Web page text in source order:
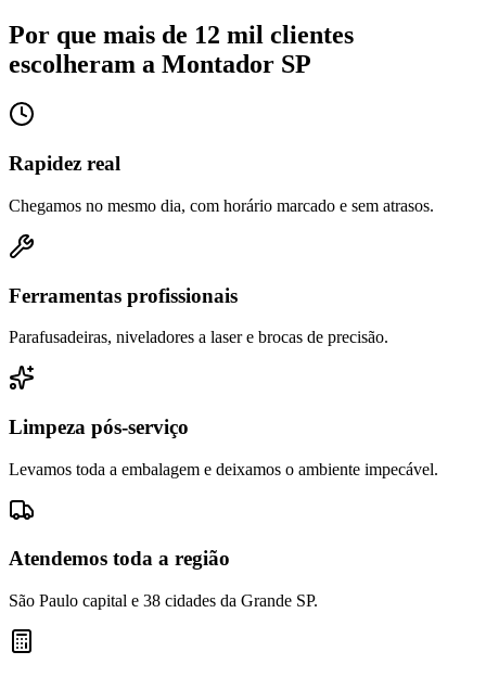
Por que mais de 12 mil clientes
escolheram a Montador SP
Rapidez real
Chegamos no mesmo dia, com horário marcado e sem atrasos.
Ferramentas profissionais
Parafusadeiras, niveladores a laser e brocas de precisão.
Limpeza pós-serviço
Levamos toda a embalagem e deixamos o ambiente impecável.
Atendemos toda a região
São Paulo capital e 38 cidades da Grande SP.